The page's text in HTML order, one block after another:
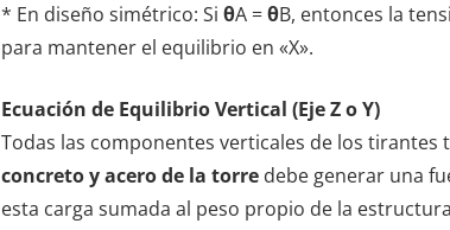
* En diseño simétrico: Si θA =θB, entonces la
para mantener el equilibrio en «X».
Ecuación de Equilibrio Vertical (Eje Z o Y)
Todas las componentes verticales de los tirantes
concreto y acero de la torre debe generar una
esta carga sumada al peso propio de la